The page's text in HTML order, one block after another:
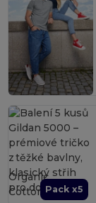
Pack x5
Organic
Cotton